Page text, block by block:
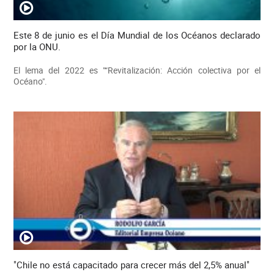
Este 8 de junio es el Día Mundial de los Océanos declarado
por la ONU.
El lema del 2022 es "“Revitalización: Acción colectiva por el
Océano".
"Chile no está capacitado para crecer más del 2,5% anual"